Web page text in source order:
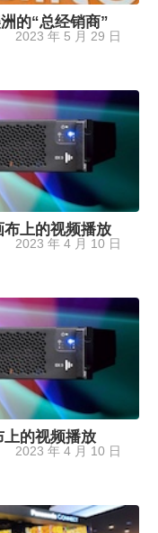
的“总经销商”
2023 年 5 月 29 日
上的视频播放
2023 年 4 月 10 日
的视频播放
2023 年 4 月 10 日